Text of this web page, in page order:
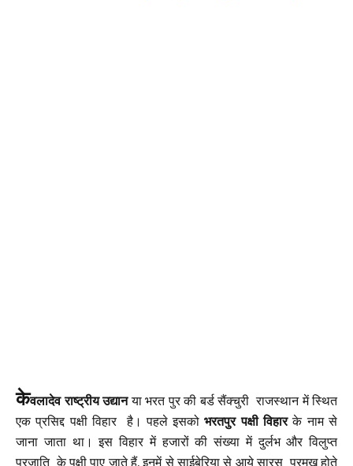
केवलादेव राष्ट्रीय उद्यानया भरत पुर की बर्ड सैंक्चुरी राजस्थान में स्थित
एक प्रसिद्द पक्षी विहार है। पहले इसकोभरतपुर पक्षी विहारके नाम से
जाना जाता था। इस विहार में हजारों की संख्या में दुर्लभ और विलुप्त
प्रजाति के पक्षी पाए जाते हैं, इनमें से साईबेरिया से आये सारस प्रमुख होते